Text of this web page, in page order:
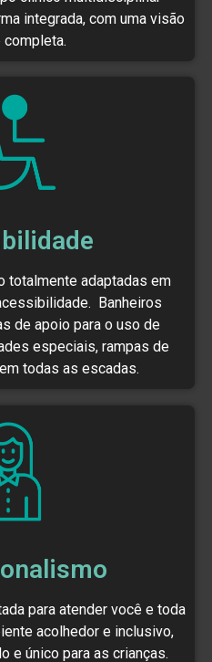
integrada, com uma visão
completa.
totalmente adaptadas em
Banheiros
de apoio para o uso de
especiais, rampas de
todas as escadas.
para atender você e toda
acolhedor e inclusivo,
e único para as crianças.